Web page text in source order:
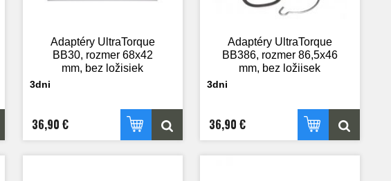
Adaptéry UltraTorque
BB30, rozmer 68x42
mm, bez ložisiek
3dni
36,90 €
Adaptéry UltraTorque
BB386, rozmer 86,5x46
mm, bez ložiisek
3dni
36,90 €